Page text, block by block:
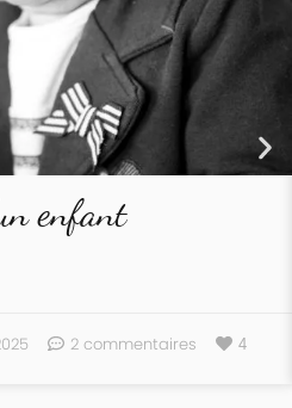
enfant
2 commentaires 4